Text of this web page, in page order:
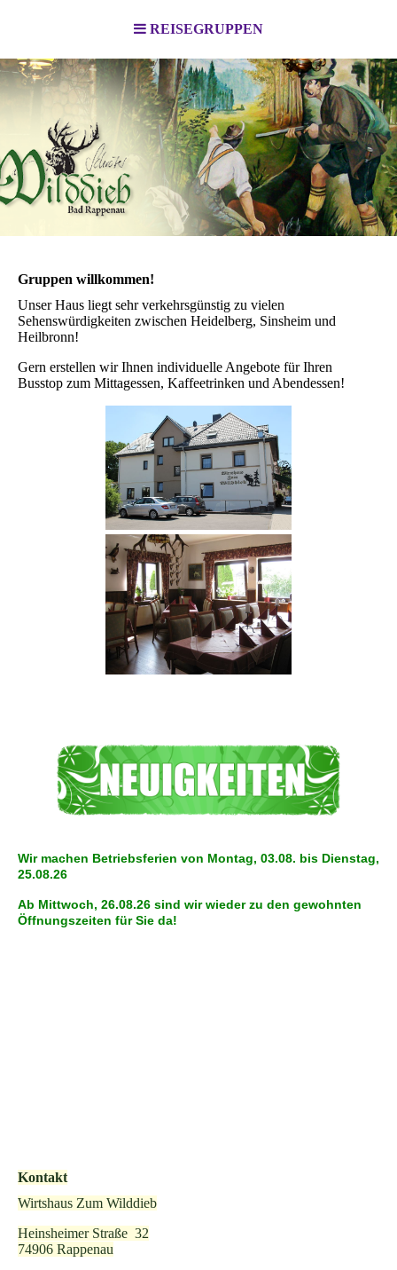
REISEGRUPPEN
Gruppen willkommen!
Unser Haus liegt sehr verkehrsgünstig zu vielen
Sehenswürdigkeiten zwischen Heidelberg, Sinsheim und
Heilbronn!
Gern erstellen wir Ihnen individuelle Angebote für Ihren
Busstop zum Mittagessen, Kaffeetrinken und Abendessen!
Wir machen Betriebsferien von Montag, 03.08. bis Dienstag,
25.08.26
Ab Mittwoch, 26.08.26 sind wir wieder zu den gewohnten
Öffnungszeiten für Sie da!
Kontakt
Wirtshaus Zum Wilddieb
Heinsheimer Straße 32
74906 Rappenau